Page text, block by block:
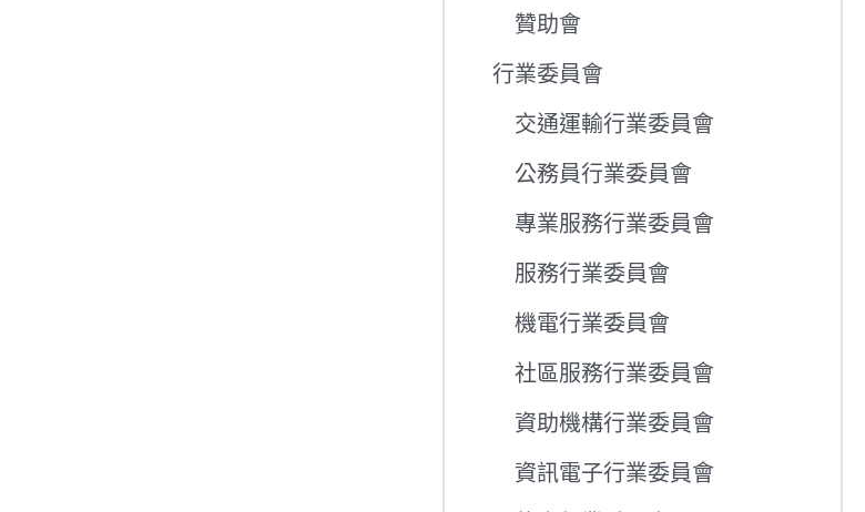
贊助會
行業委員會
交通運輸行業委員會
公務員行業委員會
專業服務行業委員會
服務行業委員會
機電行業委員會
社區服務行業委員會
資助機構行業委員會
資訊電子行業委員會